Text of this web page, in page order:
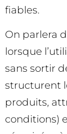
fiables.
On parlera
lorsque
sans sortir
structurent
produits,
conditions)